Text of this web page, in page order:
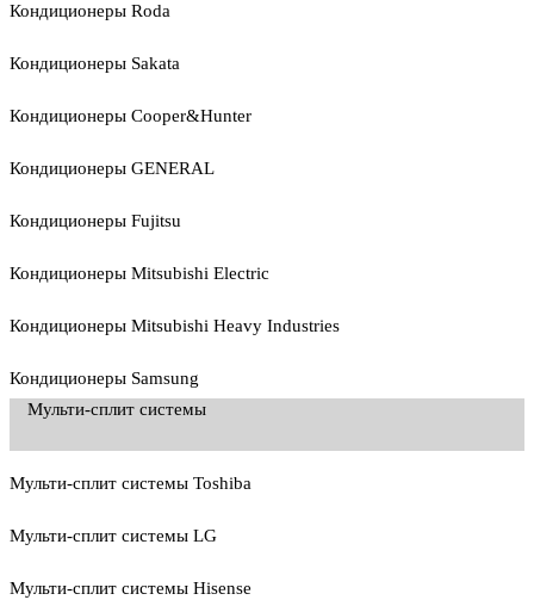
Кондиционеры Roda
Кондиционеры Sakata
Кондиционеры Cooper&Hunter
Кондиционеры GENERAL
Кондиционеры Fujitsu
Кондиционеры Mitsubishi Electric
Кондиционеры Mitsubishi Heavy Industries
Кондиционеры Samsung
Мульти-сплит системы
Мульти-сплит системы Toshiba
Мульти-сплит системы LG
Мульти-сплит системы Hisense